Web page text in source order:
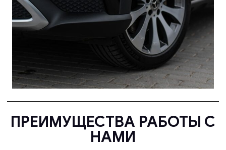
ПРЕИМУЩЕСТВА РАБОТЫ С
НАМИ